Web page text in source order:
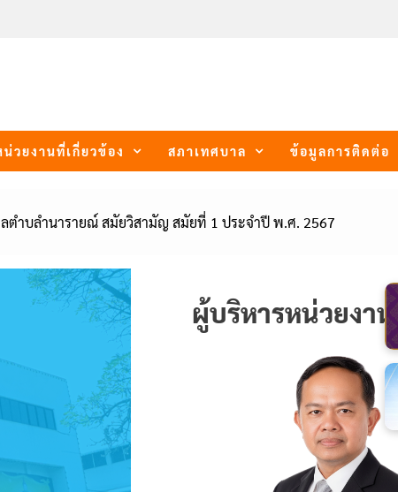
น่วยงานที่เกี่ยวข้อง สภาเทศบาล ข้อมูลการติดต่อ
ตำบลำนารายณ์ สมัยวิสามัญ สมัยที่ 1 ประจำปี พ.ศ. 2567
ผู้บริหารหน่วยงาน